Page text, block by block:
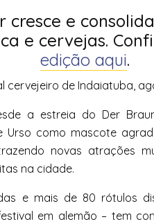
cresce e
e cervejas.
edição aqui.
a estreia do Der
como mascote
novas atrações
na cidade.
e mais de 80 rótulos
em alemão – tem